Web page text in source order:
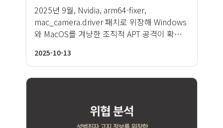
2025년 9월, Nvidia, arm64-fixer,
mac_camera.driver 패치로 위장해 Windows
와 MacOS를 겨냥한 조직적 APT 공격이 확인되
그룹의 소행으로 판단됩니다.
2025-10-13